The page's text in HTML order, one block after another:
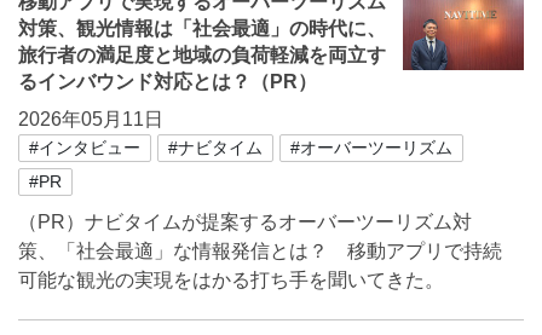
対策、観光情報は「社会最適」の時代に、
旅行者の満足度と地域の負荷軽減を両立す
るインバウンド対応とは？（PR）
2026年05月11日
#インタビュー #ナビタイム
#オーバーツーリズム
#PR
（PR）ナビタイムが提案するオーバーツーリズム対
策、「社会最適」な情報発信とは？ 移動アプリで持続
可能な観光の実現をはかる打ち手を聞いてきた。